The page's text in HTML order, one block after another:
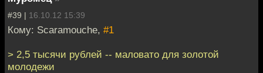
#39 | 16.10.12 15:39
Кому: Scaramouche, #1
> 2,5 тысячи рублей -- маловато для золотой
молодежи